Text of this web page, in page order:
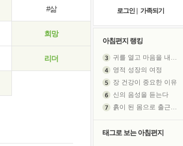
#삶
희망
리더
로그인
가족되기
아침편지 랭킹
귀를 열고 마음을 내어주고
영적 성장의 여정
장 건강이 중요한 이유
신의 음성을 듣는다
흙이 된 몸으로 출근하는 여자
태그로 보는 아침편지